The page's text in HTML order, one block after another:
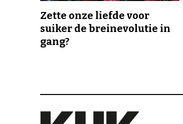
Zette onze liefde voor
suiker de breinevolutie in
gang?